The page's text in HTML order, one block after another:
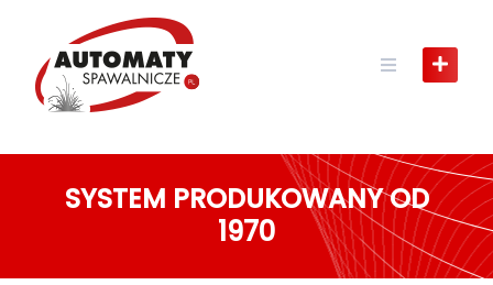
SYSTEM PRODUKOWANY OD
1970